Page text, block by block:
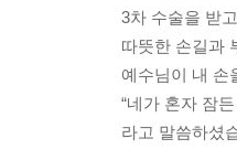
3차 수술을 받
따뜻한 손길과
예수님이 내 손
“네가 혼자 잠
라고 말씀하셨